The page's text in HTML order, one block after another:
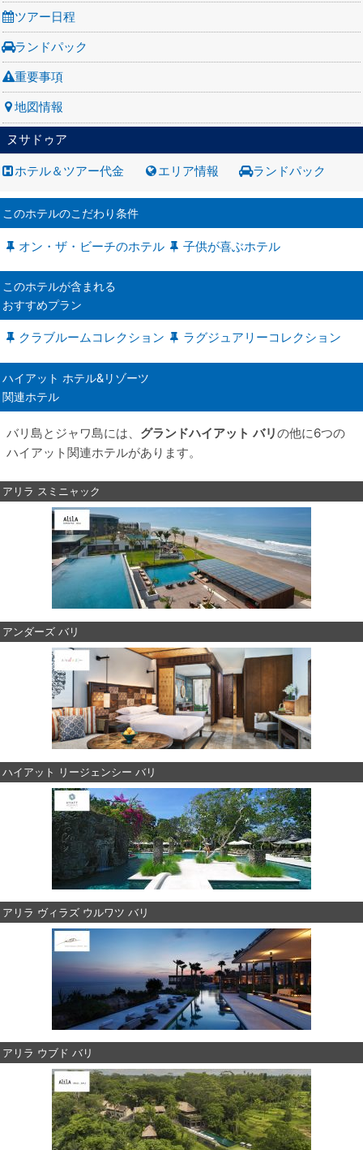
ツアー日程
ランドパック
重要事項
地図情報
ヌサドゥア
ホテル＆ツアー代金 エリア情報 ランドパック
このホテルのこだわり条件
オン・ザ・ビーチのホテル 子供が喜ぶホテル
このホテルが含まれる
おすすめプラン
クラブルームコレクション ラグジュアリーコレクション
ハイアット ホテル&リゾーツ
関連ホテル
バリ島とジャワ島には、 グランドハイアット バリの他に6つの
ハイアット関連ホテルがあります。
アリラ スミニャック
アンダーズ バリ
ハイアット リージェンシー バリ
アリラ ヴィラズ ウルワツ バリ
アリラ ウブド バリ